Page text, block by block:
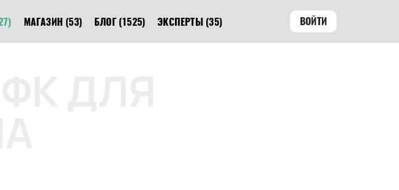
МАГАЗИН (53) БЛОГ (1525) ЭКСПЕРТЫ (35) ВОЙТИ